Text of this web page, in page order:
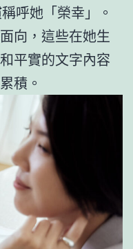
呼她「榮幸」。
向，這些在她生
平實的文字內容
積。